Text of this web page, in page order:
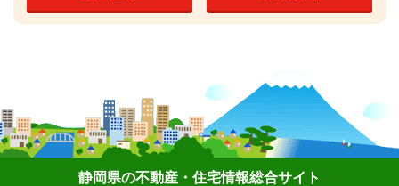
静岡県の不動産・住宅情報総合サイト